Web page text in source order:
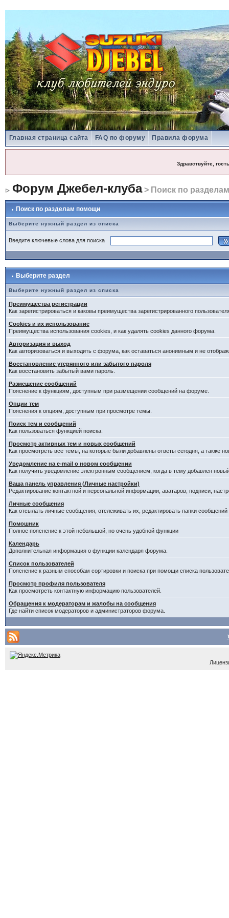
Главная страница сайта FAQ по форуму Правила форума
Здравствуйте, гость
Форум Джебел-клуба> Поиск по
Поиск по разделам помощи
Выберите нужный раздел из списка
Введите ключевые слова для поиска
Выберите раздел
Выберите нужный раздел из списка
Преимущества регистрации
Как зарегистрироваться и каковы преимущества зарегистрированного
Cookies и их использование
Преимущества использования cookies, и как удалять cookies данного форума.
Авторизация и выход
Как авторизоваться и выходить с форума, как оставаться анонимным и не
Восстановление утерянного или забытого пароля
Как восстановить забытый вами пароль.
Размещение сообщений
Пояснение к функциям, доступным при размещении сообщений на форуме.
Опции тем
Пояснения к опциям, доступным при просмотре темы.
Поиск тем и сообщений
Как пользоваться функцией поиска.
Просмотр активных тем и новых сообщений
Как просмотреть все темы, на которые были добавлены ответы сегодня, а также
Уведомление на е-mail о новом сообщении
Как получить уведомление электронным сообщением, когда в тему добавлен
Ваша панель управления (Личные настройки)
Редактирование контактной и персональной информации, аватаров, подписи,
Личные сообщения
Как отсылать личные сообщения, отслеживать их, редактировать папки
Помошник
Полное пояснение к этой небольшой, но очень удобной функции
Календарь
Дополнительная информация о функции календаря форума.
Список пользователей
Пояснение к разным способам сортировки и поиска при помощи списка
Просмотр профиля пользователя
Как просмотреть контактную информацию пользователей.
Обращения к модераторам и жалобы на сообщения
Где найти список модераторов и администраторов форума.